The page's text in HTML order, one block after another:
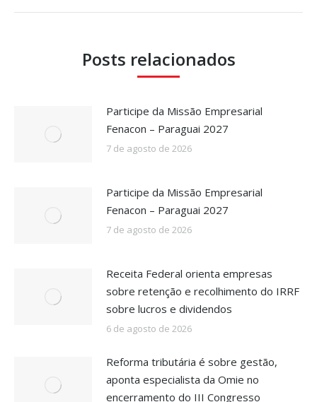
Posts relacionados
Participe da Missão Empresarial
Fenacon – Paraguai 2027
7 de agosto de 2026
Participe da Missão Empresarial
Fenacon – Paraguai 2027
7 de agosto de 2026
Receita Federal orienta empresas
sobre retenção e recolhimento do IRRF
sobre lucros e dividendos
6 de agosto de 2026
Reforma tributária é sobre gestão,
aponta especialista da Omie no
encerramento do III Congresso